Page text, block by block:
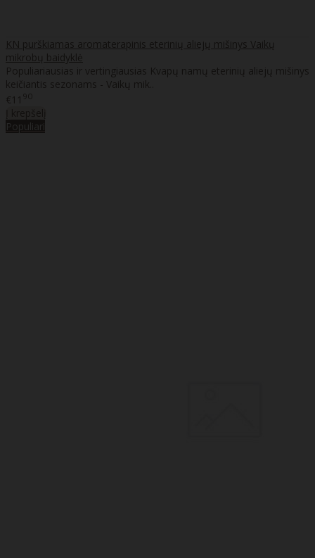
KN purškiamas aromaterapinis eterinių aliejų mišinys Vaikų
mikrobų baidyklė
Populiariausias ir vertingiausias Kvapų namų eterinių aliejų mišinys
keičiantis sezonams - Vaikų mik..
€11 90
Populiari